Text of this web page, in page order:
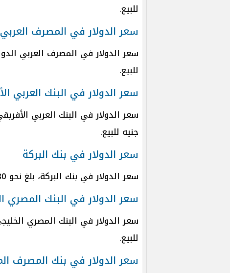
للبيع.
سعر الدولار في المصرف
للبيع.
سعر الدولار في البنك العربي
جنيه للبيع.
سعر الدولار في بنك البركة
سعر الدولار في بنك البركة، بلغ نحو 52.80 جنيه للشراء، 52.90 جنيه للبيع.
سعر الدولار في البنك المصري
للبيع.
سعر الدولار في بنك المصرف